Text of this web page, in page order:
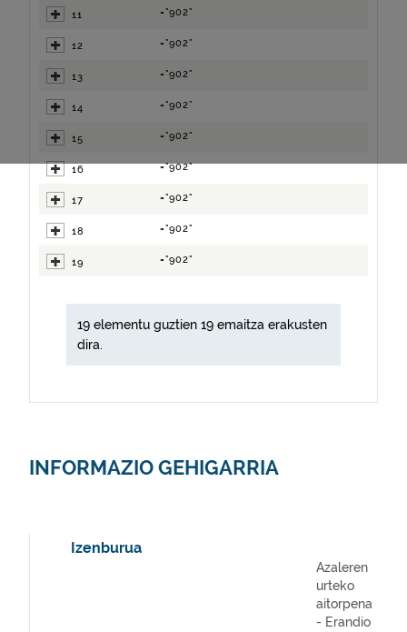
11 ="902"
12 ="902"
13 ="902"
14 ="902"
15 ="902"
16 ="902"
17 ="902"
18 ="902"
19 ="902"
19 elementu guztien 19 emaitza erakusten
dira.
INFORMAZIO GEHIGARRIA
Izenburua
Azaleren
urteko
aitorpena
- Erandio